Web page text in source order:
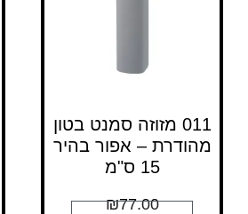
011 מזוזה סמנט בטון
מהודרת – אפור בהיר
15 ס"מ
₪77.00